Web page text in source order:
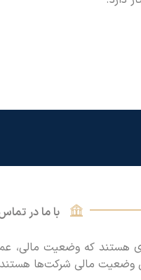
با ما در
که وضعیت مالی،
وضعیت مالی شرکت‌ها